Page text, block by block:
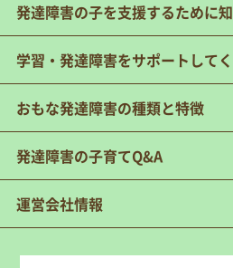
発達障害の子を支援するために
学習・発達障害をサポートして
おもな発達障害の種類と特徴
発達障害の子育てQ&A
運営会社情報